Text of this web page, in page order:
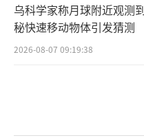
乌科学家称月球附近观测
秘快速移动物体引发猜测
2026-08-07 09:19:38